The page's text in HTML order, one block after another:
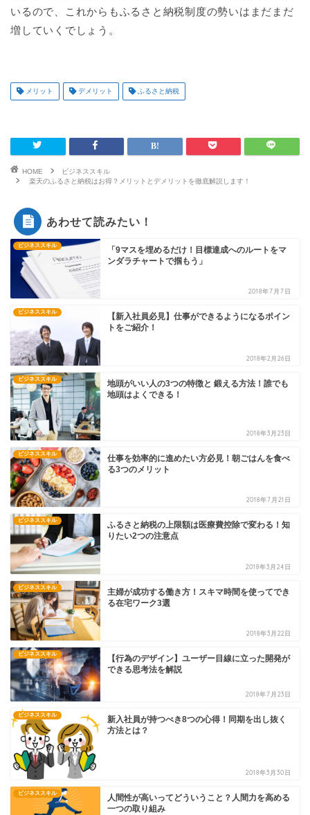
いるので、これからもふるさと納税制度の勢いはまだまだ
増していくでしょう。
メリット デメリット ふるさと納税
HOME
ビジネススキル
楽天のふるさと納税はお得？メリットとデメリットを徹底解説します！
あわせて読みたい！
ビジネススキル
「9マスを埋めるだけ！目標達成へのルートをマ
ンダラチャートで掴もう」
2018年7月7日
ビジネススキル
【新入社員必見】仕事ができるようになるポイン
トをご紹介！
2018年2月26日
ビジネススキル
地頭がいい人の3つの特徴と 鍛える方法！誰でも
地頭はよくできる！
2018年3月23日
ビジネススキル
仕事を効率的に進めたい方必見！朝ごはんを食べ
る3つのメリット
2018年7月21日
ビジネススキル
ふるさと納税の上限額は医療費控除で変わる！知
りたい2つの注意点
2018年3月24日
ビジネススキル
主婦が成功する働き方！スキマ時間を使ってでき
る在宅ワーク3選
2018年3月22日
ビジネススキル
【行為のデザイン】ユーザー目線に立った開発が
できる思考法を解説
2018年7月23日
ビジネススキル
新入社員が持つべき8つの心得！同期を出し抜く
方法とは？
2018年3月30日
ビジネススキル
人間性が高いってどういうこと？人間力を高める
一つの取り組み